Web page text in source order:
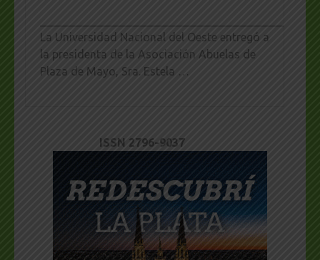
La Universidad Nacional del Oeste entregó a
la presidenta de la Asociación Abuelas de
Plaza de Mayo, Sra. Estela …
ISSN 2796-9037